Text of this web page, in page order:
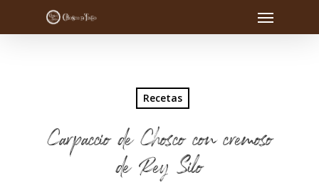
Recetas
Carpaccio de Chosco con cremoso
de Rey Silo